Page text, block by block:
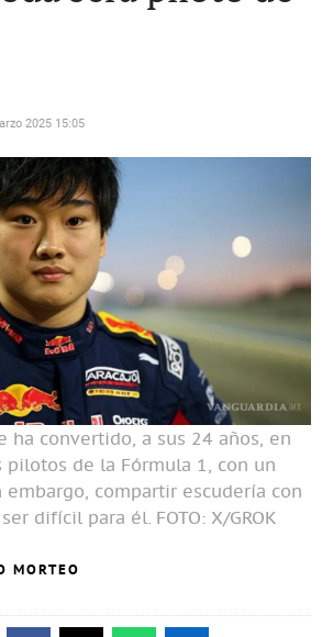
2025 15:05
ha convertido, a sus 24 años, en
de la Fórmula 1, con un
compartir escudería con
difícil para él. FOTO: X/GROK
MORTEO